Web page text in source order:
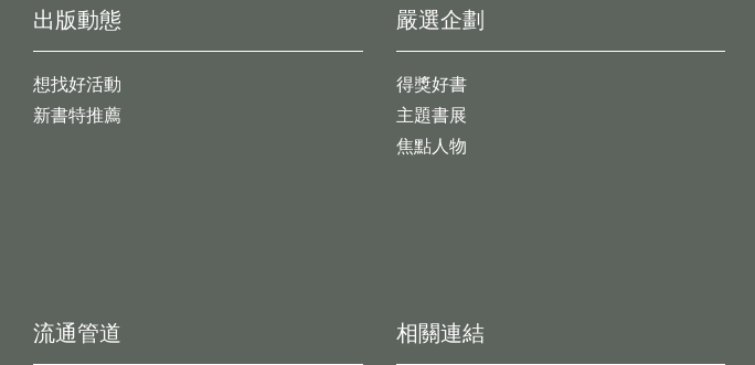
出版動態
想找好活動
新書特推薦
嚴選企劃
得獎好書
主題書展
焦點人物
流通管道 相關連結